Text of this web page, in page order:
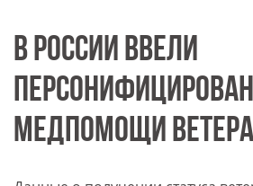
В РОССИИ ВВЕЛИ
МЕДПОМОЩИ